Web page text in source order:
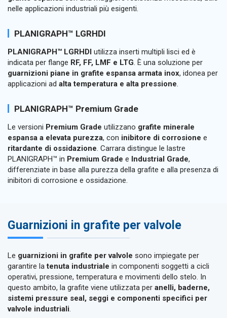
nelle applicazioni industriali più esigenti.
PLANIGRAPH™ LGRHDI
PLANIGRAPH™ LGRHDI utilizza inserti multipli lisci ed è
indicata per flange RF, FF, LMF e LTG. È una soluzione per
guarnizioni piane in grafite espansa armata inox, idonea per
applicazioni ad alta temperatura e alta pressione.
PLANIGRAPH™ Premium Grade
Le versioni Premium Grade utilizzano grafite minerale
espansa a elevata purezza, con inibitore di corrosione e
ritardante di ossidazione. Carrara distingue le lastre
PLANIGRAPH™ in Premium Grade e Industrial Grade,
differenziate in base alla purezza della grafite e alla presenza di
inibitori di corrosione e ossidazione.
Guarnizioni in grafite per valvole
Le guarnizioni in grafite per valvole sono impiegate per
garantire latenuta industriale in componenti soggetti a cicli
operativi, pressione, temperatura e movimenti dello stelo. In
questo ambito, la grafite viene utilizzata per anelli, baderne,
sistemi pressure seal, seggi e componenti specifici per
valvole industriali.